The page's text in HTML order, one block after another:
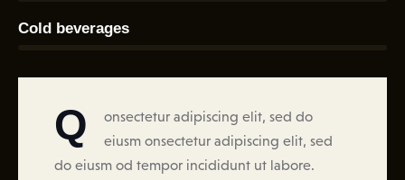
Cold beverages
Q
onsectetur adipiscing elit, sed do
eiusm onsectetur adipiscing elit, sed
do eiusm od tempor incididunt ut labore.